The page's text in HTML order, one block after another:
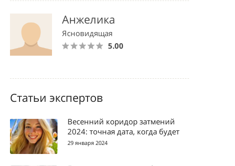
Анжелика
Ясновидящая
5.00
Статьи экспертов
Весенний коридор затмений
2024: точная дата, когда будет
29 января 2024